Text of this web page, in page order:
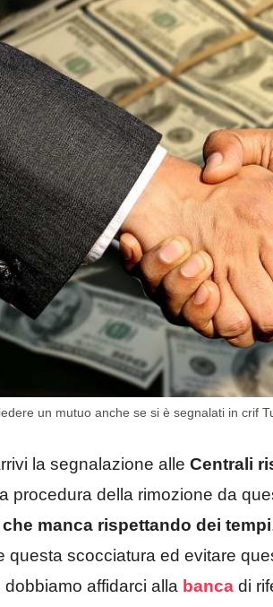
un mutuo anche se si è segnalati in crif
la segnalazione alle Centrali
procedura della rimozione da
manca rispettando dei tempi
questa scocciatura ed evitare
dobbiamo affidarci alla banca di